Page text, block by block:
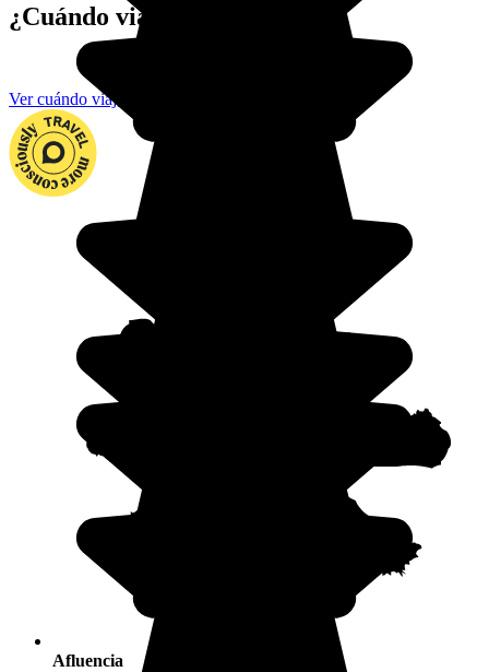
¿Cuándo viajar a Uganda?
Ver cuándo viajar
Afluencia